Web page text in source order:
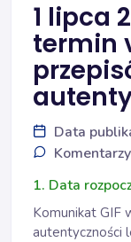
1 lipca
termin
Data
1. Data
Komunikat GIF
autentyczności